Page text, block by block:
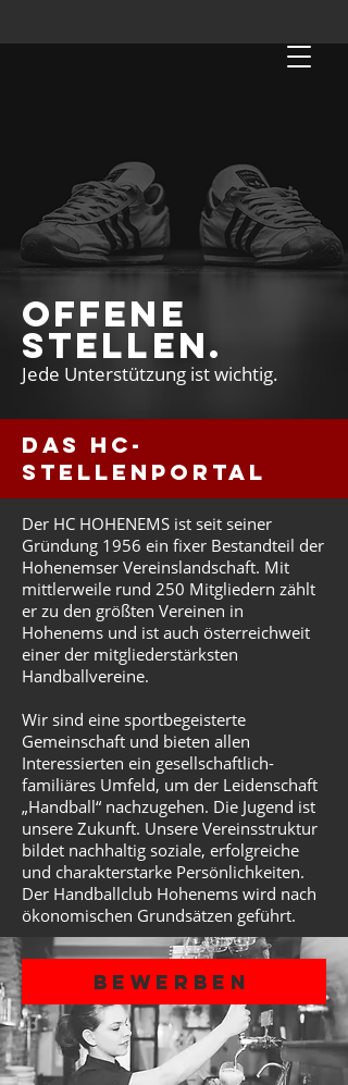
OFFENE
STELLEN.
Jede Unterstützung ist wichtig.
das hc-
stellenportal
Der HC HOHENEMS ist seit seiner
Gründung 1956 ein fixer Bestandteil der
Hohenemser Vereinslandschaft. Mit
mittlerweile rund 250 Mitgliedern zählt
er zu den größten Vereinen in
Hohenems und ist auch österreichweit
einer der mitgliederstärksten
Handballvereine.
Wir sind eine sportbegeisterte
Gemeinschaft und bieten allen
Interessierten ein gesellschaftlich-
familiäres Umfeld, um der Leidenschaft
„Handball“ nachzugehen. Die Jugend ist
unsere Zukunft. Unsere Vereinsstruktur
bildet nachhaltig soziale, erfolgreiche
und charakterstarke Persönlichkeiten.
Der Handballclub Hohenems wird nach
ökonomischen Grundsätzen geführt.
Bewerben